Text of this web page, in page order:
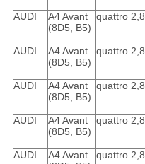
AUDI
A4 Avant
(8D5, B5)
quattro 2,8
AUDI
A4 Avant
(8D5, B5)
quattro 2,8
AUDI
A4 Avant
(8D5, B5)
quattro 2,8
AUDI
A4 Avant
(8D5, B5)
quattro 2,8
AUDI
A4 Avant
quattro 2,8